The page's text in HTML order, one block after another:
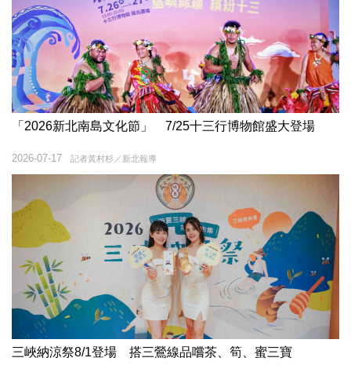
「2026新北南島文化節」 7/25十三行博物館盛大登場
記者黃村杉／新北報導
2026-07-17
三峽納涼祭8/1登場 搭三鶯線品嚐茶、筍、蜜三寶